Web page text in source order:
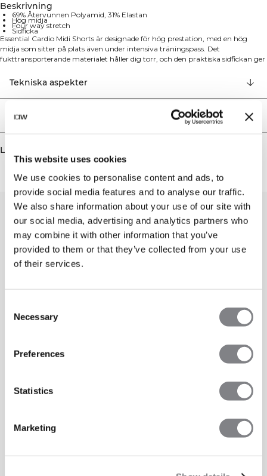
This website uses cookies
We use cookies to personalise content and ads, to
provide social media features and to analyse our traffic.
We also share information about your use of our site with
our social media, advertising and analytics partners who
may combine it with other information that you’ve
provided to them or that they’ve collected from your use
of their services.
Selection
Necessary
Preferences
Statistics
Marketing
Beskrivning
69% Återvunnen Polyamid, 31% Elastan
Hög midja
Four way stretch
Sidficka
Essential Cardio Midi Shorts är designade för hög prestation, med en hög
midja som sitter på plats även under intensiva träningspass. Det
fukttransporterande materialet håller dig torr, och den praktiska sidfickan ger
passform för både cardio och gym. 69% Återvunnen Polyamid, 31% Spandex.
Tekniska aspekter
Leverans & returer
Liknande produkter